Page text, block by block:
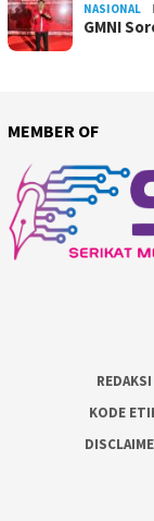
NASIONAL
GMNI
MEMBER OF
REDAKSI
KODE